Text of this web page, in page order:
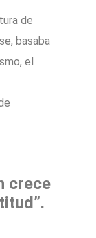
de
basaba
el
crece